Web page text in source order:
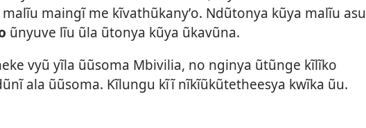
maingĩ me kĩvathũkanyʼo. Ndũtonya kũya malĩu asu
ũnyuve lĩu ũla ũtonya kũya ũkavũna.
vyũ yĩla ũũsoma Mbivilia, no nginya ũtũnge kĩlĩko
ala ũũsoma. Kĩlungu kĩĩ nĩkĩũkũtetheesya kwĩka ũu.